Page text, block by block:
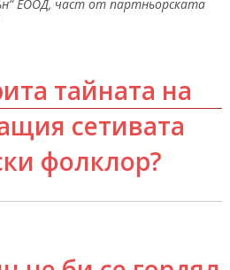
ЕООД, част от партньорската
тайната на
сетивата
фолклор?